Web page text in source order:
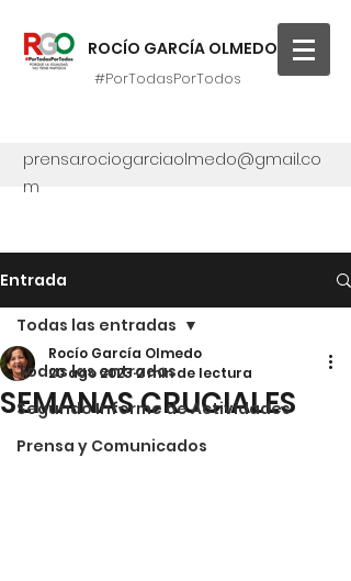
#PorTodasPorTodos
prensa.rociogarciaolmedo@gmail.co
m
ROCÍO GARCÍA OLMEDO
Entrada
Todas las entradas
Segundo Informe de Actividades
Prensa y Comunicados
Todas las entradas
SEMANAS CRUCIALES
Rocío García Olmedo
20 ago 20232 min de lectura